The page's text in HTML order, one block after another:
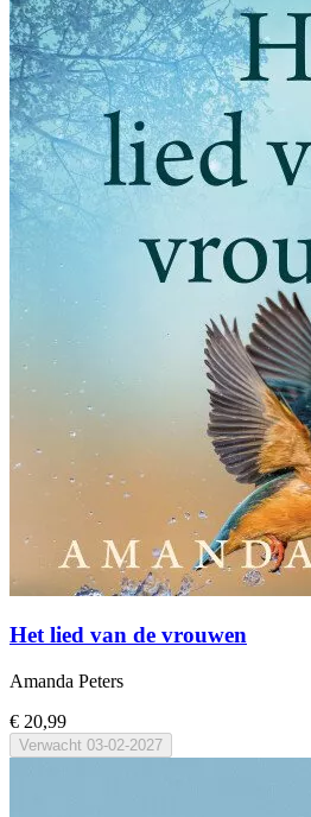
Het lied van de vrouwen
Amanda Peters
€ 20,99
Verwacht 03-02-2027